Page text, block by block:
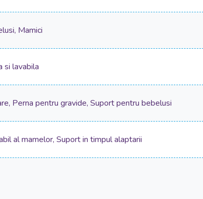
Mamici
si lavabila
Perna pentru gravide, Suport pentru bebelusi
al mamelor, Suport in timpul alaptarii